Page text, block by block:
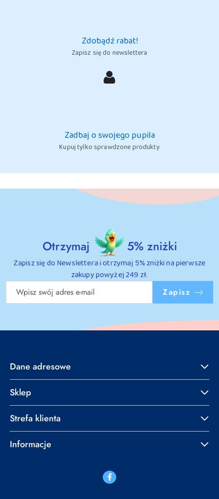
Zdobądź rabat!
Zapisz się do newslettera
Zadbaj o swojego pupila
Kupuj tylko sprawdzone produkty
Otrzymaj 5% zniżki
Zapisz się do Newslettera i otrzymaj 5% zniżki na pierwsze
zakupy powyżej 249 zł.
Zapisz
Dane adresowe
Sklep
Strefa klienta
Informacje